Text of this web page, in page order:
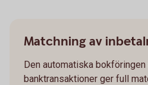
Matchning av
Den automatiska bokföringen
banktransaktioner ger full